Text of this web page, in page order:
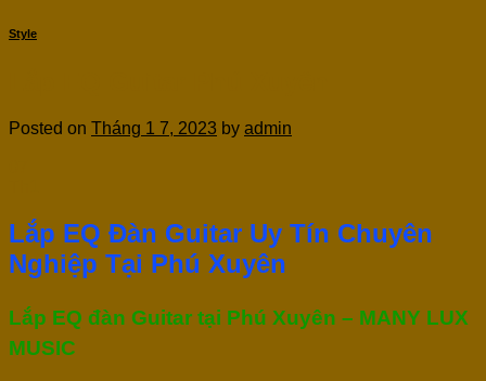
Style
Posted on Tháng 1 7, 2023 by admin
Lắp EQ Đàn Guitar Uy Tín Chuyên
Nghiệp Tại Phú Xuyên
Lắp EQ đàn Guitar tại Phú Xuyên – MANY LUX
MUSIC